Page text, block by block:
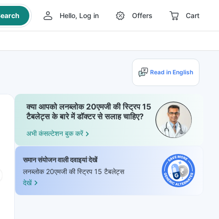
Hello, Log in Offers Cart
Read in English
क्या आपको लनब्लोक 20एमजी की स्ट्रिप 15
टैबलेट्स के बारे में डॉक्टर से सलाह चाहिए?
अभी कंसल्टेशन बुक करें
समान संयोजन वाली दवाइयां देखें
लनब्लोक 20एमजी की स्ट्रिप 15 टैबलेट्स
देखें